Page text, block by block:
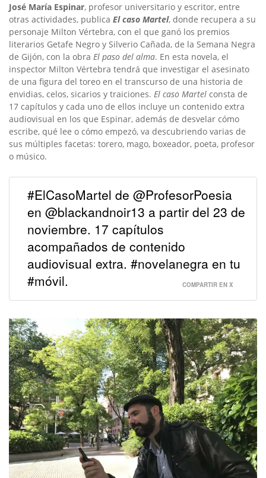
José María Espinar, profesor universitario y escritor, entre
otras actividades, publica El caso Martel, donde recupera a su
personaje Milton Vértebra, con el que ganó los premios
literarios Getafe Negro y Silverio Cañada, de la Semana Negra
de Gijón, con la obra El paso del alma. En esta novela, el
inspector Milton Vértebra tendrá que investigar el asesinato
de una figura del toreo en el transcurso de una historia de
envidias, celos, sicarios y traiciones. El caso Martel consta de
17 capítulos y cada uno de ellos incluye un contenido extra
audiovisual en los que Espinar, además de desvelar cómo
escribe, qué lee o cómo empezó, va descubriendo varias de
sus múltiples facetas: torero, mago, boxeador, poeta, profesor
o músico.
#ElCasoMartel de @ProfesorPoesia
en @blackandnoir13 a partir del 23 de
noviembre. 17 capítulos
acompañados de contenido
audiovisual extra. #novelanegra en tu
#móvil.
COMPARTIR EN X